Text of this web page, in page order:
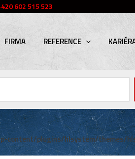
602 515 523
FIRMA REFERENCE
plugins/hlsystem/themes/